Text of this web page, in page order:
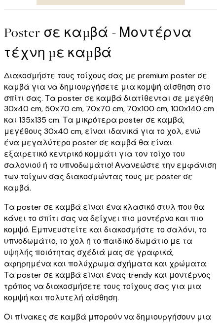
Poster σε καμβά - Μοντέρνα
τέχνη με καμβά
Διακοσμήστε τους τοίχους σας με premium poster σε
καμβά για να δημιουργήσετε μια κομψή αίσθηση στο
σπίτι σας. Τα poster σε καμβά διατίθενται σε μεγέθη
30x40 cm, 50x70 cm, 70x70 cm, 70x100 cm, 100x140 cm
και 135x135 cm. Τα μικρότερα poster σε καμβά,
μεγέθους 30x40 cm, είναι ιδανικά για το χολ, ενώ
ένα μεγαλύτερο poster σε καμβά θα είναι
εξαιρετικό κεντρικό κομμάτι για τον τοίχο του
σαλονιού ή το υπνοδωμάτιο! Ανανεώστε την εμφάνιση
των τοίχων σας διακοσμώντας τους με poster σε
καμβά.
Τα poster σε καμβά είναι ένα κλασικό στυλ που θα
κάνει το σπίτι σας να δείχνει πιο μοντέρνο και πιο
κομψό. Εμπνευστείτε και διακοσμήστε το σαλόνι, το
υπνοδωμάτιο, το χολ ή το παιδικό δωμάτιο με τα
υψηλής ποιότητας σχέδιά μας σε γραφικά,
αφηρημένα και πολύχρωμα σχήματα και χρώματα.
Τα poster σε καμβά είναι ένας trendy και μοντέρνος
τρόπος να διακοσμήσετε τους τοίχους σας για μια
κομψή και πολυτελή αίσθηση.
Οι πίνακες σε καμβά μπορούν να δημιουργήσουν μια